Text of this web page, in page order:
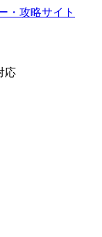
応